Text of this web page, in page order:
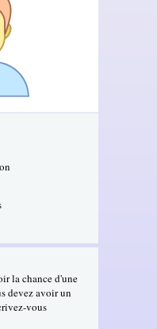
la chance d'une
devez avoir un
vous